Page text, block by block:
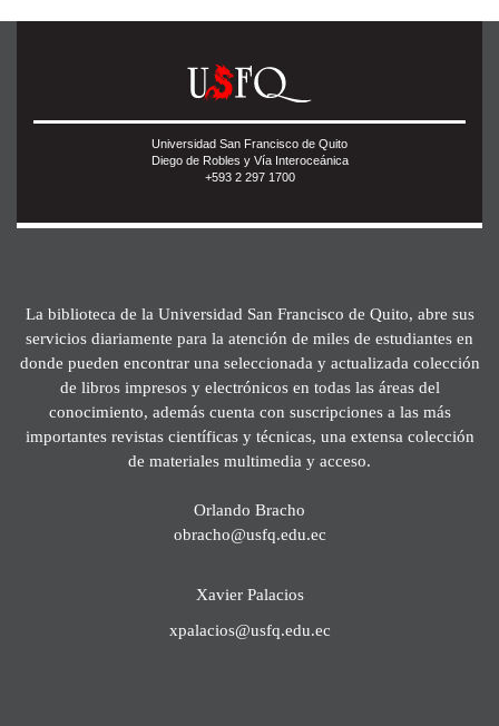
Universidad San Francisco de Quito
Diego de Robles y Vía Interoceánica
+593 2 297 1700
La biblioteca de la Universidad San Francisco de Quito, abre sus
servicios diariamente para la atención de miles de estudiantes en
donde pueden encontrar una seleccionada y actualizada colección
de libros impresos y electrónicos en todas las áreas del
conocimiento, además cuenta con suscripciones a las más
importantes revistas científicas y técnicas, una extensa colección
de materiales multimedia y acceso.
Orlando Bracho
obracho@usfq.edu.ec
Xavier Palacios
xpalacios@usfq.edu.ec